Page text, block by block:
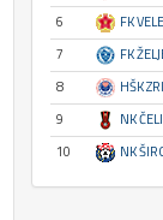
6
FK
7
FK
8
HŠK
9
NK
10
NK